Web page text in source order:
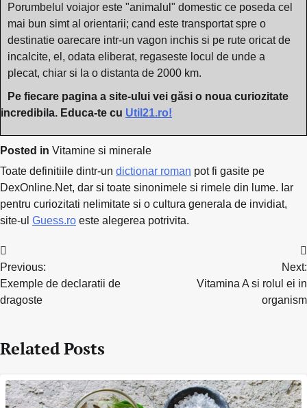
Porumbelul voiajor este "animalul" domestic ce poseda cel
mai bun simt al orientarii; cand este transportat spre o
destinatie oarecare intr-un vagon inchis si pe rute oricat de
incalcite, el, odata eliberat, regaseste locul de unde a
plecat, chiar si la o distanta de 2000 km.
Pe fiecare pagina a site-ului vei găsi o noua curiozitate
incredibila. Educa-te cu Util21.ro!
Posted in Vitamine si minerale
Toate definitiile dintr-un dictionar roman pot fi gasite pe
DexOnline.Net, dar si toate sinonimele si rimele din lume. Iar
pentru curiozitati nelimitate si o cultura generala de invidiat,
site-ul Guess.ro este alegerea potrivita.
Navigare
în
articole
Previous:
Exemple de declaratii de
dragoste
Next:
Vitamina A si rolul ei in
organism
Related Posts